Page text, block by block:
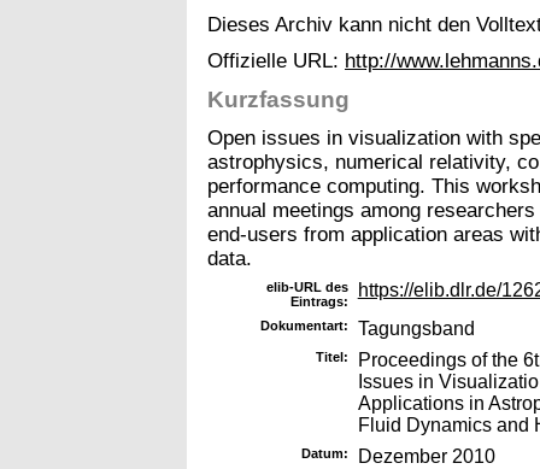
Dieses Archiv kann nicht den
Offizielle URL: http://
Kurzfassung
Open issues in visualization with
astrophysics, numerical relativity,
performance computing. This
annual meetings among
end-users from application areas
data.
elib-URL des
Eintrags:
https://elib.dlr.de/
Dokumentart: Tagungsband
Titel:
Proceedings of the
Issues in
Applications in
Fluid Dynamics and
Datum: Dezember 2010